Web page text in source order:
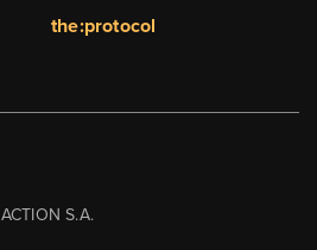
the:protocol
ACTION S.A.